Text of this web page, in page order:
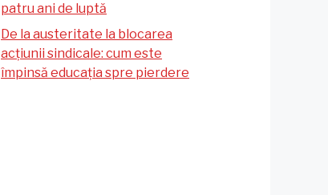
patru ani de luptă
De la austeritate la blocarea
acțiunii sindicale: cum este
împinsă educația spre pierdere